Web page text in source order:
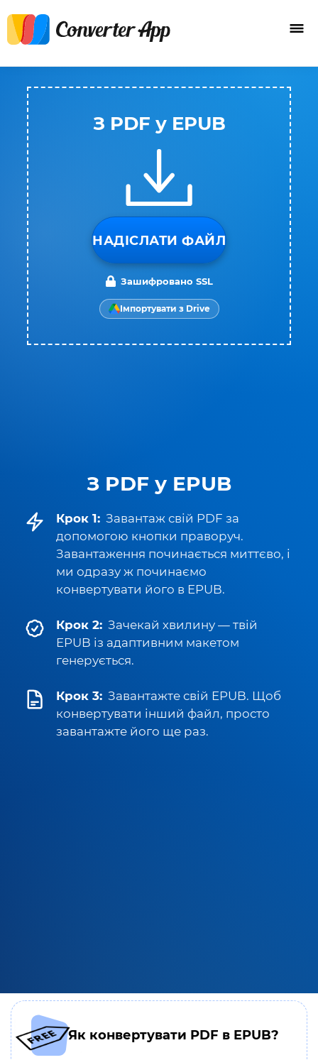
З PDF у EPUB
Крок 1: Завантаж свій PDF за
допомогою кнопки праворуч.
Завантаження починається миттєво, і
ми одразу ж починаємо
конвертувати його в EPUB.
Крок 2: Зачекай хвилину — твій
EPUB із адаптивним макетом
генерується.
Крок 3: Завантажте свій EPUB. Щоб
конвертувати інший файл, просто
завантажте його ще раз.
З PDF у EPUB
НАДІСЛАТИ ФАЙЛ
Зашифровано SSL
Імпортувати з Drive
Як конвертувати PDF в EPUB?